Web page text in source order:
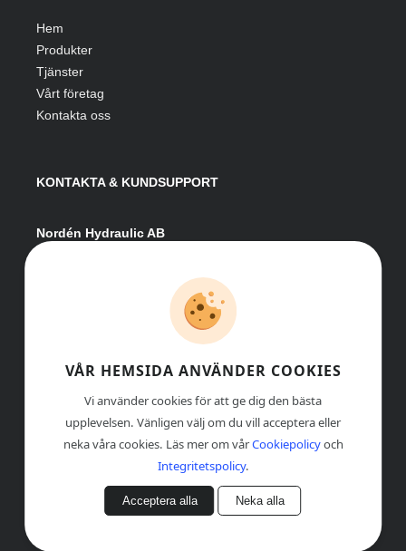
Hem
Produkter
Tjänster
Vårt företag
Kontakta oss
KONTAKTA & KUNDSUPPORT
Nordén Hydraulic AB
info@nordenhydraulic.se
Org-nr: 556531-8424
© COPYRIGHT, NORDÉN HYDRAULIC AB
VÅR HEMSIDA ANVÄNDER COOKIES
Vi använder cookies för att ge dig den bästa
upplevelsen. Vänligen välj om du vill acceptera eller
neka våra cookies. Läs mer om vårCookiepolicyoch
Integritetspolicy.
Acceptera alla Neka alla